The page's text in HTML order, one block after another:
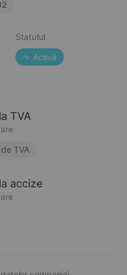
Statutul
Activă
TVA
TVA
accize